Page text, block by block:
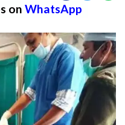
on WhatsApp